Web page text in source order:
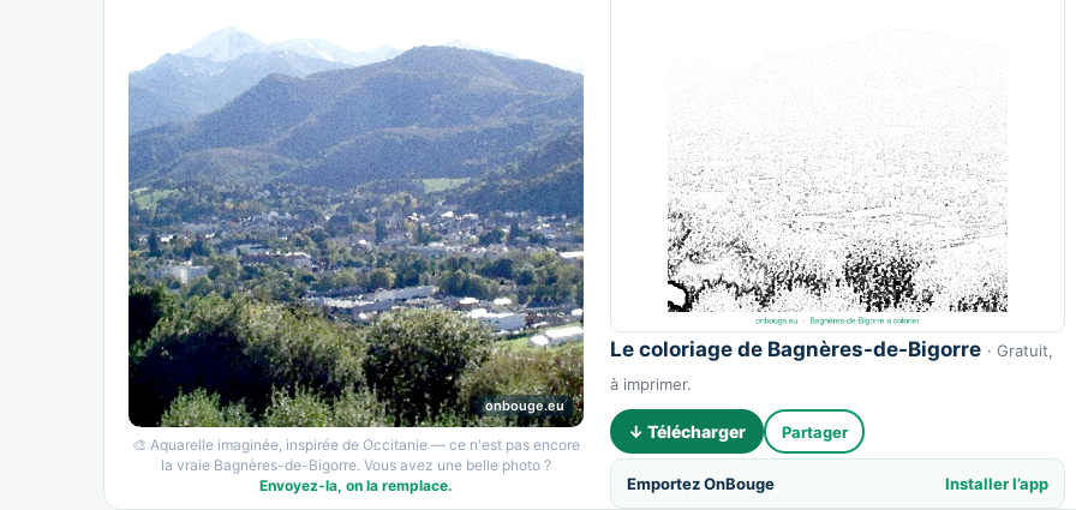
onbouge.eu
🎨 Aquarelle imaginée, inspirée de Occitanie — ce n'est pas encore
la vraie Bagnères-de-Bigorre. Vous avez une belle photo ?
Envoyez-la, on la remplace.
Le coloriage de Bagnères-de-Bigorre · Gratuit,
à imprimer.
↓ Télécharger Partager
Emportez OnBouge Installer l’app